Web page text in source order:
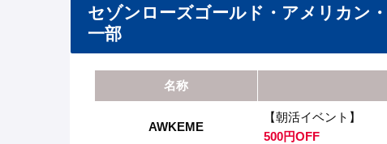
セゾンローズゴールド・アメリカン
一部
名称
AWKEME
【朝活イベント】
500円OFF